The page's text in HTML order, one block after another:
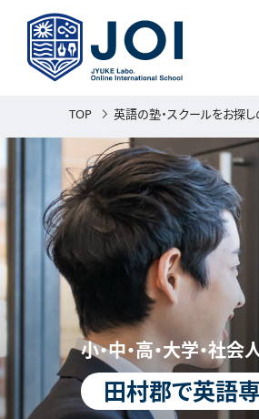
TOP 英語の塾・スクールをお探
小・中・高・大学・社会
田村郡で英語